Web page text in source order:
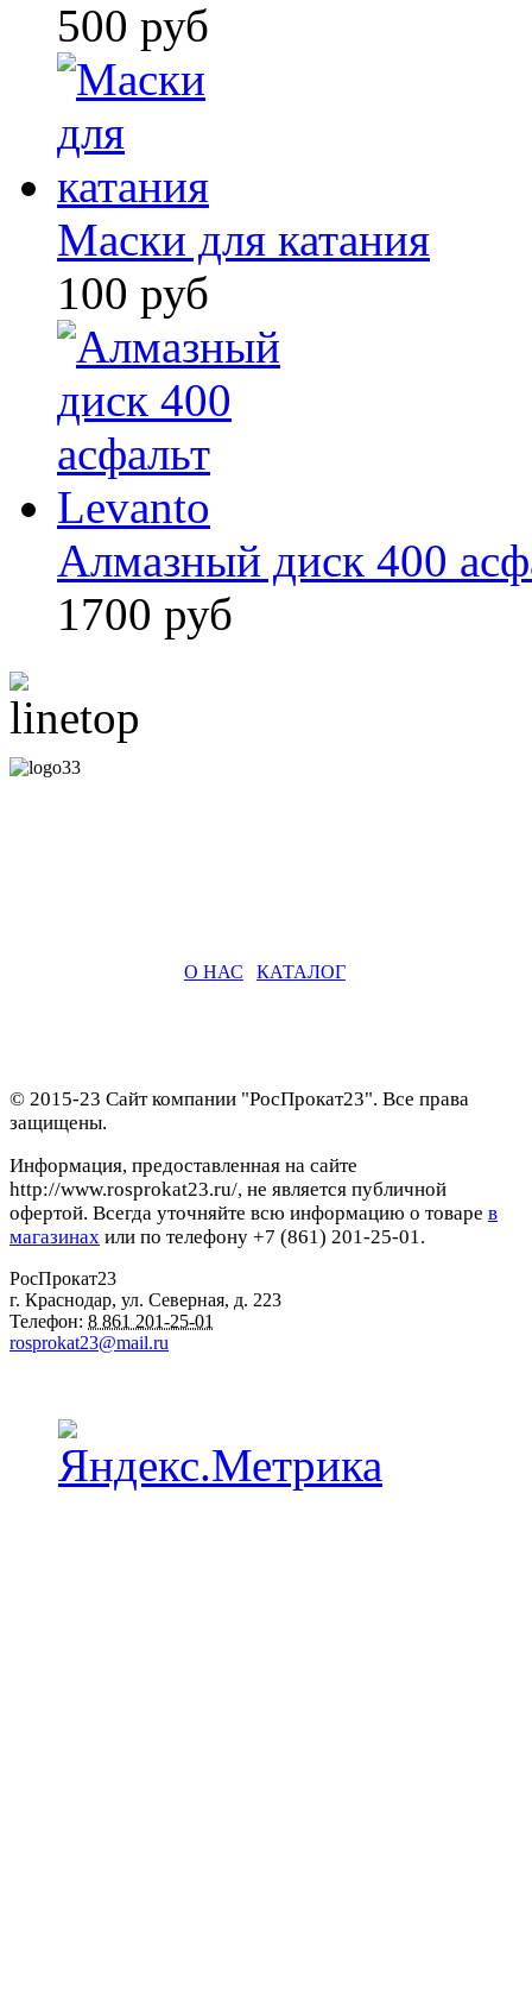
500 руб
Маски для катания
100 руб
Алмазный диск 400
1700 руб
О НАС КАТАЛОГ
© 2015-23 Сайт компании "РосПрокат23". Все права
защищены.
Информация, предоставленная на сайте
http://www.rosprokat23.ru/, не является публичной
офертой. Всегда уточняйте всю информацию о товаре в
магазинах или по телефону +7 (861) 201-25-01.
РосПрокат23
г. Краснодар, ул. Северная, д. 223
Телефон: 8 861 201-25-01
rosprokat23@mail.ru